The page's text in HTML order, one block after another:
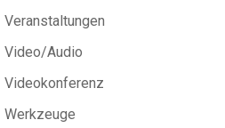
Veranstaltungen
Video/Audio
Videokonferenz
Werkzeuge